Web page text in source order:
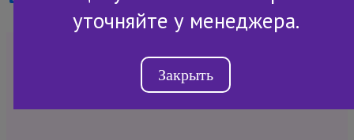
+7 (843) 2-507-607
уточняйте у менеджера.
Закрыть